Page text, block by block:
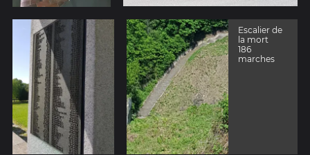
Escalier de
la mort
186
marches